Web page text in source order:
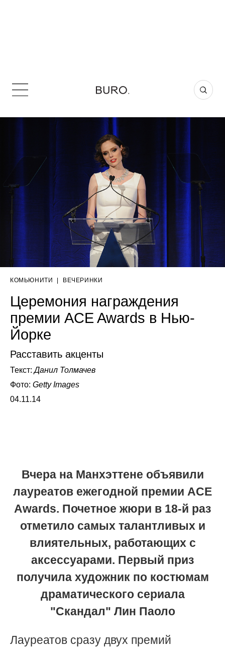
КОМЬЮНИТИ ВЕЧЕРИНКИ
Церемония награждения
премии ACE Awards в Нью-
Йорке
Расставить акценты
Текст:Данил Толмачев
Фото: Getty Images
04.11.14
Вчера на Манхэттене объявили
лауреатов ежегодной премии ACE
Awards. Почетное жюри в 18-й раз
отметило самых талантливых и
влиятельных, работающих с
аксессуарами. Первый приз
получила художник по костюмам
драматического сериала
"Скандал" Лин Паоло
Лауреатов сразу двух премий